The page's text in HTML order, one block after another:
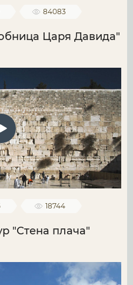
84083
Царя Давида"
18744
"Стена плача"